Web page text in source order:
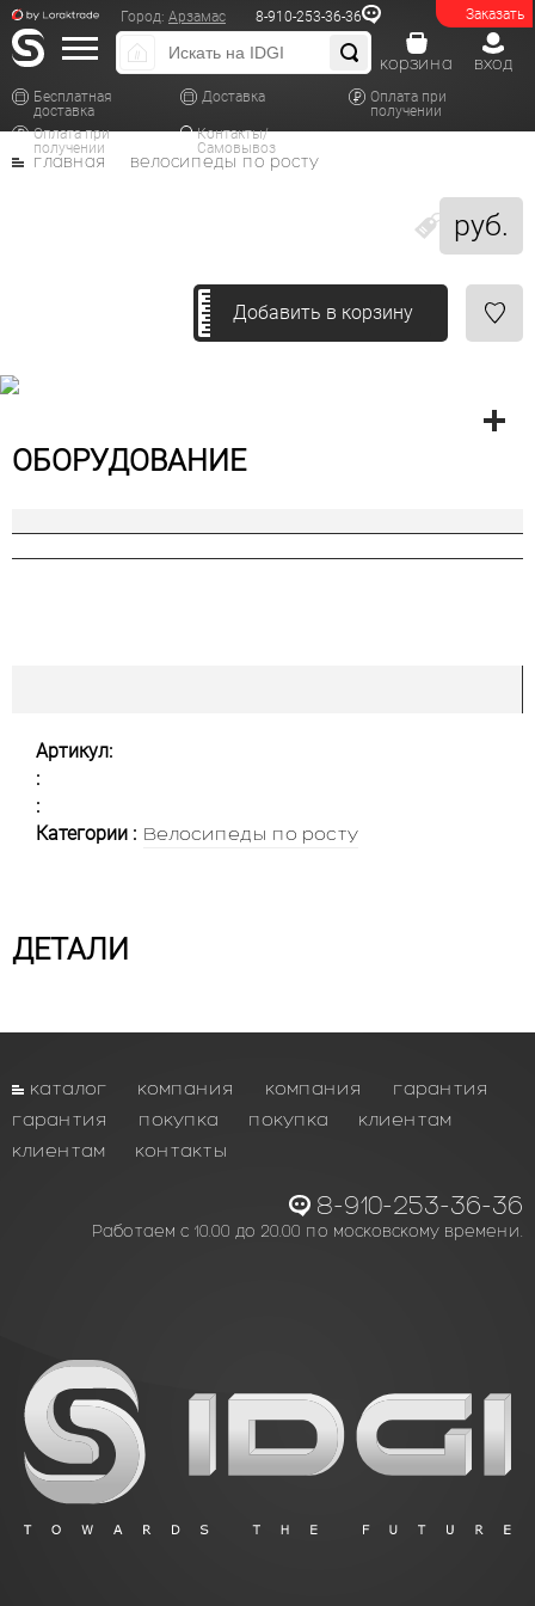
Заказать
Город: Арзамас 8-910-253-36-36
Бесплатная
доставка
Доставка
Оплата при
получении
Оплата при
получении
Контакты/
Самовывоз
вход
корзина
руб.
главная велосипеды по росту
Добавить в корзину
ОБОРУДОВАНИЕ
Артикул:
:
:
Категории : Велосипеды по росту
ДЕТАЛИ
каталог компания компания
гарантия
гарантия
покупка покупка
клиентам
клиентам
контакты
8-910-253-36-36
Работаем с 10.00 до 20.00 по московскому времени.